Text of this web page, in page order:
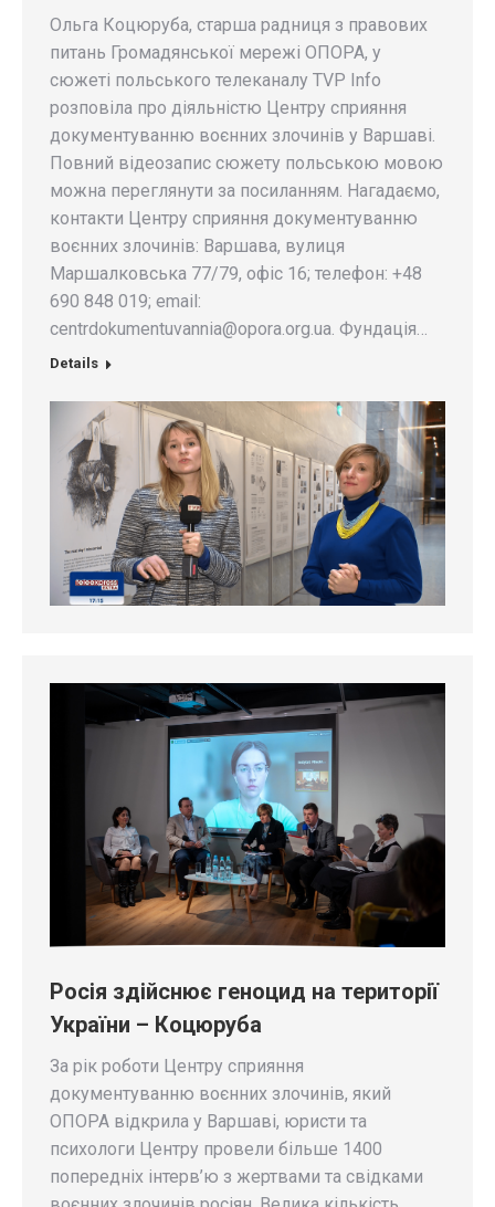
Ольга Коцюруба, старша радниця з правових
питань Громадянської мережі ОПОРА, у
сюжеті польського телеканалу TVP Info
розповіла про діяльністю Центру сприяння
документуванню воєнних злочинів у Варшаві.
Повний відеозапис сюжету польською мовою
можна переглянути за посиланням. Нагадаємо,
контакти Центру сприяння документуванню
воєнних злочинів: Варшава, вулиця
Маршалковська 77/79, офіс 16; телефон: +48
690 848 019; email:
centrdokumentuvannia@opora.org.ua . Фундація…
Details
Росія здійснює геноцид на території
України – Коцюруба
За рік роботи Центру сприяння
документуванню воєнних злочинів, який
ОПОРА відкрила у Варшаві, юристи та
психологи Центру провели більше 1400
попередніх інтерв’ю з жертвами та свідками